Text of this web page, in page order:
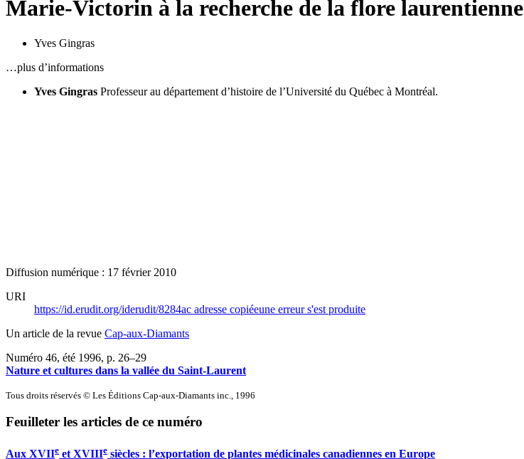
Marie-Victorin à la recherche de la flore laurentienne
Yves Gingras
…plus d’informations
Yves Gingras Professeur au département d’histoire de l’Université du Québec à Montréal.
Diffusion numérique : 17 février 2010
URI
https://id.erudit.org/iderudit/8284ac adresse copiéeune erreur s'est produite
Un article de la revue Cap-aux-Diamants
Numéro 46, été 1996, p. 26–29
Nature et cultures dans la vallée du Saint-Laurent
Tous droits réservés © Les Éditions Cap-aux-Diamants inc., 1996
Feuilleter les articles de ce numéro
Aux XVIIe et XVIIIe siècles : l’exportation de plantes médicinales canadiennes en Europe